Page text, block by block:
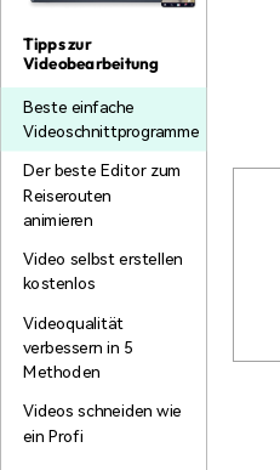
Tipps zur
Videobearbeitung
Beste einfache
Videoschnittprogramme
Der beste Editor zum
Reiserouten
animieren
Video selbst erstellen
kostenlos
Videoqualität
verbessern in 5
Methoden
Videos schneiden wie
ein Profi